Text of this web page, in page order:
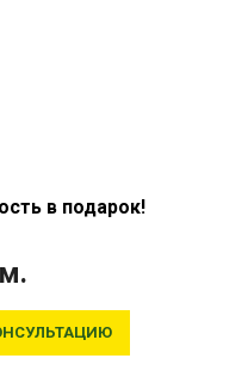
в подарок!